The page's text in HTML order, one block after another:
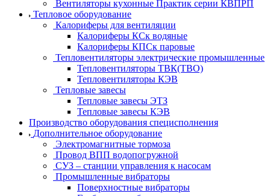
Вентиляторы кухонные Практик серии КВПРП
Тепловое оборудование
Калориферы для вентиляции
Калориферы КСк водяные
Калориферы КПСк паровые
Тепловентиляторы электрические промышленные
Тепловентиляторы ТВК(ТВО)
Тепловентиляторы КЭВ
Тепловые завесы
Тепловые завесы ЭТЗ
Тепловые завесы КЭВ
Производство оборудования специсполнения
Дополнительное оборудование
Электромагнитные тормоза
Провод ВПП водопогружной
СУЗ – станции управления к насосам
Промышленные вибраторы
Поверхностные вибраторы